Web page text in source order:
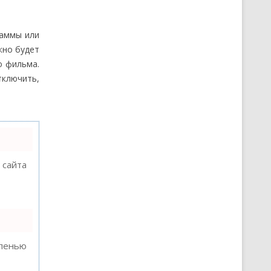
или
будет
фильма.